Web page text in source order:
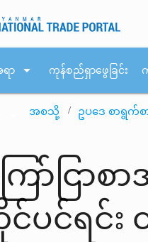
ာ arrow_drop_down ကုန်စည်ရှာဖွေခြင်း
အစသို့ ဥပဒေ စာရွက်စ
ော်ငြ
င်ရင်း